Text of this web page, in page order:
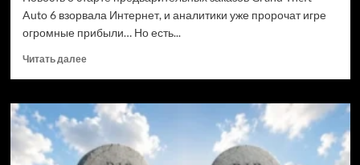
Auto 6 взорвала Интернет, и аналитики уже пророчат игре
огромные прибыли… Но есть...
Читать далееПрочитать
Когда
GTA
на ПК?